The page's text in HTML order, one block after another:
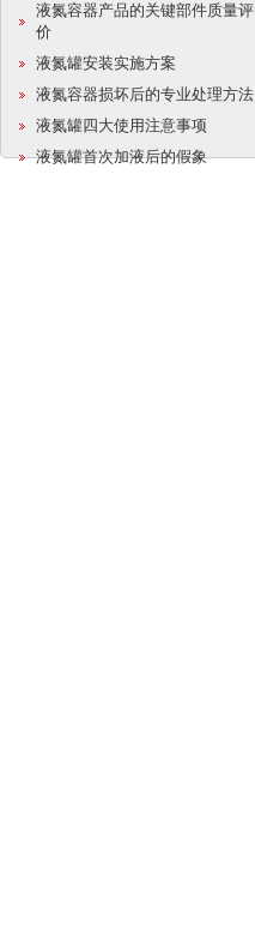
液氮容器产品的关键部件质量评
价
液氮罐安装实施方案
液氮容器损坏后的专业处理方法
液氮罐四大使用注意事项
液氮罐首次加液后的假象